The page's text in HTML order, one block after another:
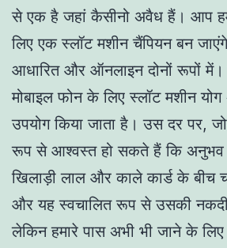
से एक है जहां कैसीनो अवैध हैं। आप
लिए एक स्लॉट मशीन चैंपियन बन
आधारित और ऑनलाइन दोनों रूपों
मोबाइल फोन के लिए स्लॉट मशीन
उपयोग किया जाता है। उस दर पर,
रूप से आश्वस्त हो सकते हैं कि अनुभव
खिलाड़ी लाल और काले कार्ड के
और यह स्वचालित रूप से उसकी नकदी
लेकिन हमारे पास अभी भी जाने के लिए